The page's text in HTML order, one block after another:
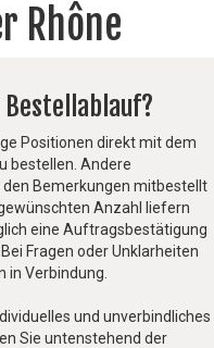
Rhône
Positionen direkt mit dem
bestellen. Andere
Bemerkungen mitbestellt
Anzahl liefern
eine Auftragsbestätigung
Fragen oder Unklarheiten
in Verbindung.
und unverbindliches
Sie untenstehend der